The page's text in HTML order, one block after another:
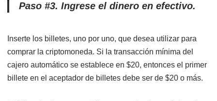
Paso #3. Ingrese el dinero en efectivo.
Inserte los billetes, uno por uno, que desea utilizar para
comprar la criptomoneda. Si la transacción mínima del
cajero automático se establece en $20, entonces el primer
billete en el aceptador de billetes debe ser de $20 o más.